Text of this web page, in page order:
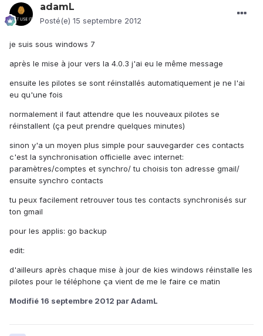
adamL
Posté(e) 15 septembre 2012
je suis sous windows 7
après le mise à jour vers la 4.0.3 j'ai eu le même message
ensuite les pilotes se sont réinstallés automatiquement je ne l'ai
eu qu'une fois
normalement il faut attendre que les nouveaux pilotes se
réinstallent (ça peut prendre quelques minutes)
sinon y'a un moyen plus simple pour sauvegarder ces contacts
c'est la synchronisation officielle avec internet:
paramètres/comptes et synchro/ tu choisis ton adresse gmail/
ensuite synchro contacts
tu peux facilement retrouver tous tes contacts synchronisés sur
ton gmail
pour les applis: go backup
edit:
d'ailleurs après chaque mise à jour de kies windows réinstalle les
pilotes pour le téléphone ça vient de me le faire ce matin
Modifié 16 septembre 2012 par AdamL